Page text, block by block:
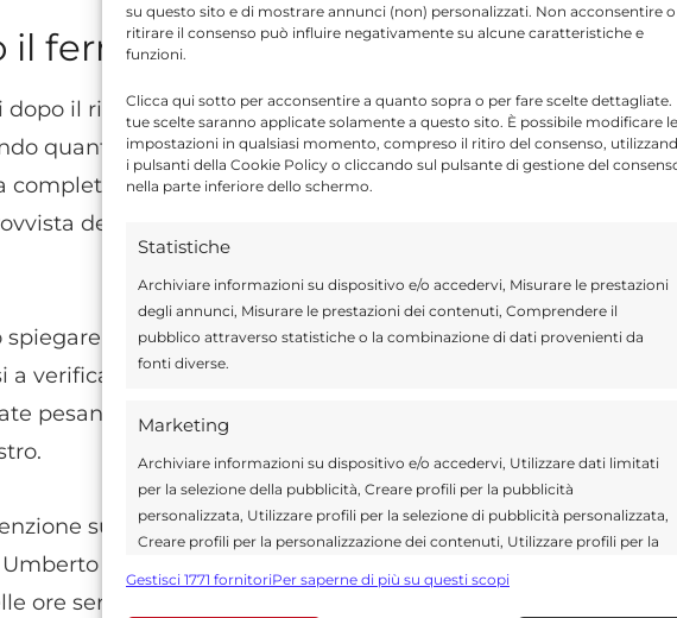
su questo sito e di mostrare annunci (non) personalizzati. Non acconsentire o
ritirare il consenso può influire negativamente su alcune caratteristiche e
funzioni.
Clicca qui sotto per acconsentire a quanto sopra o per fare scelte dettagliate.
tue scelte saranno applicate solamente a questo sito. È possibile modificare le
impostazioni in qualsiasi momento, compreso il ritiro del consenso,
i pulsanti della Cookie Policy o cliccando sul pulsante di gestione del
nella parte inferiore dello schermo.
Statistiche
Archiviare informazioni su dispositivo e/o accedervi, Misurare le prestazioni
degli annunci, Misurare le prestazioni dei contenuti, Comprendere il
pubblico attraverso statistiche o la combinazione di dati provenienti da
fonti diverse.
Marketing
Archiviare informazioni su dispositivo e/o accedervi, Utilizzare dati limitati
per la selezione della pubblicità, Creare profili per la pubblicità
personalizzata, Utilizzare profili per la selezione di pubblicità personalizzata,
Creare profili per la personalizzazione dei contenuti, Utilizzare profili per la
Utilizzare dati limitati per la selezione dei contenuti.
Gestisci 1771 fornitoriPer saperne di più su questi scopi
il fermo
il rintraccio del mezzo hanno fatto emergere una
quanto emerso dai controlli, il conducente, un
completamente privo di patente di guida. Inoltre la
della copertura assicurativa obbligatoria per la
la decisione di allontanarsi subito dopo
a verificare i danni provocati alle auto coinvolte. Per
pesanti sanzioni amministrative, mentre il veicolo è
sul tema della sicurezza stradale nelle aree
rappresenta infatti uno dei punti più frequentati
ore serali e nei fine settimana, quando il flusso di